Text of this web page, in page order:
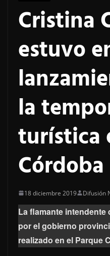
Cristina
estuvo
la
turística
Córdoba
18 diciembre 2019 Difusión
La flamante intendente
por el gobierno
realizado en el Parque